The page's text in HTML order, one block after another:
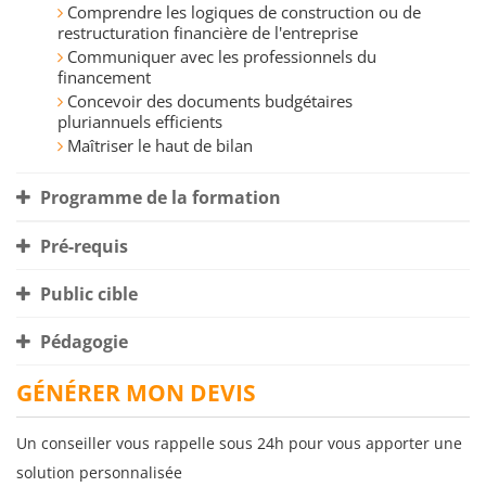
Comprendre les logiques de construction ou de
restructuration financière de l'entreprise
Communiquer avec les professionnels du
financement
Concevoir des documents budgétaires
pluriannuels efficients
Maîtriser le haut de bilan
Programme de la formation
Pré-requis
Public cible
Pédagogie
GÉNÉRER MON DEVIS
Un conseiller vous rappelle sous 24h pour vous apporter une
solution personnalisée